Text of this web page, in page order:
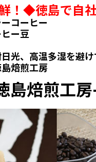
！◆徳島で自
コーヒー
ー豆
光、高温多湿を避け
焙煎工房
島焙煎工